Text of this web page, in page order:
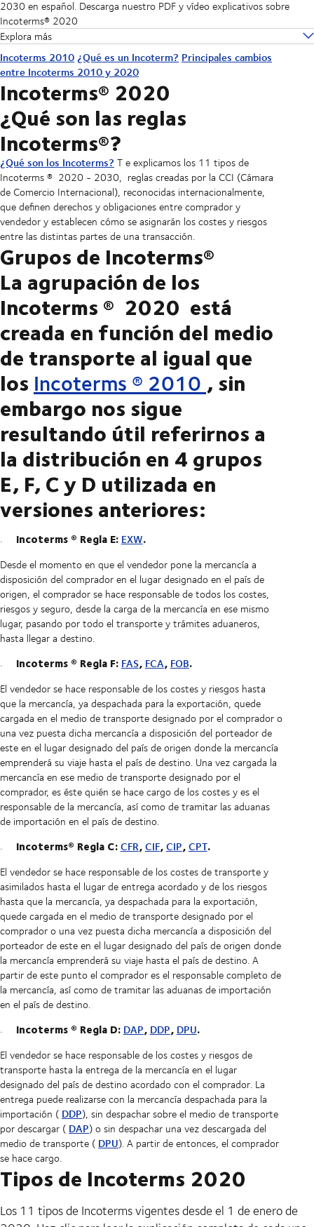
2030 en español. Descarga nuestro PDF y vídeo explicativos sobre
Incoterms® 2020
Explora más
Incoterms 2010 ¿Qué es un Incoterm? Principales cambios
entre Incoterms 2010 y 2020
Incoterms® 2020
¿Qué son las reglas
Incoterms®?
¿Qué son los Incoterms? Te explicamos los 11 tipos de
Incoterms® 2020 - 2030, reglas creadas por la CCI (Cámara
de Comercio Internacional), reconocidas internacionalmente,
que definen derechos y obligaciones entre comprador y
vendedor y establecen cómo se asignarán los costes y riesgos
entre las distintas partes de una transacción.
Grupos de Incoterms®
La agrupación de los
Incoterms® 2020 está
creada en función del medio
de transporte al igual que
los Incoterms ® 2010 , sin
embargo nos sigue
resultando útil referirnos a
la distribución en 4 grupos
E, F, C y D utilizada en
versiones anteriores:
Incoterms ® Regla E: EXW.
Desde el momento en que el vendedor pone la mercancía a
disposición del comprador en el lugar designado en el país de
origen, el comprador se hace responsable de todos los costes,
riesgos y seguro, desde la carga de la mercancía en ese mismo
lugar, pasando por todo el transporte y trámites aduaneros,
hasta llegar a destino.
Incoterms ® Regla F: FAS, FCA, FOB.
El vendedor se hace responsable de los costes y riesgos hasta
que la mercancía, ya despachada para la exportación, quede
cargada en el medio de transporte designado por el comprador o
una vez puesta dicha mercancía a disposición del porteador de
este en el lugar designado del país de origen donde la mercancía
emprenderá su viaje hasta el país de destino. Una vez cargada la
mercancía en ese medio de transporte designado por el
comprador, es éste quién se hace cargo de los costes y es el
responsable de la mercancía, así como de tramitar las aduanas
de importación en el país de destino.
Incoterms® Regla C:CFR,CIF,CIP,CPT.
El vendedor se hace responsable de los costes de transporte y
asimilados hasta el lugar de entrega acordado y de los riesgos
hasta que la mercancía, ya despachada para la exportación,
quede cargada en el medio de transporte designado por el
comprador o una vez puesta dicha mercancía a disposición del
porteador de este en el lugar designado del país de origen donde
la mercancía emprenderá su viaje hasta el país de destino. A
partir de este punto el comprador es el responsable completo de
la mercancía, así como de tramitar las aduanas de importación
en el país de destino.
Incoterms ® Regla D: DAP, DDP, DPU.
El vendedor se hace responsable de los costes y riesgos de
transporte hasta la entrega de la mercancía en el lugar
designado del país de destino acordado con el comprador. La
entrega puede realizarse con la mercancía despachada para la
importación ( DDP), sin despachar sobre el medio de transporte
por descargar ( DAP) o sin despachar una vez descargada del
medio de transporte ( DPU). A partir de entonces, el comprador
se hace cargo.
Tipos de Incoterms 2020
Los 11 tipos de Incoterms vigentes desde el 1 de enero de